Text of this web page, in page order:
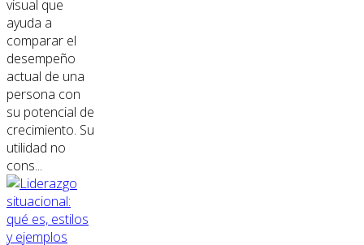
visual que
ayuda a
comparar el
desempeño
actual de una
persona con
su potencial de
crecimiento. Su
utilidad no
cons...